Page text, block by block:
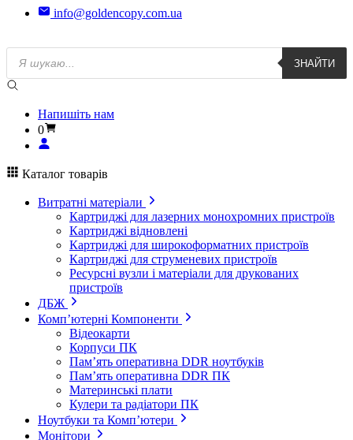
info@goldencopy.com.ua
Пошук
товарів
ЗНАЙТИ
Напишіть нам
0
Каталог товарів
Витратні матеріали
Картриджі для лазерних монохромних пристроїв
Картриджі відновлені
Картриджі для широкоформатних пристроїв
Картриджі для струменевих пристроїв
Ресурсні вузли і матеріали для друкованих
пристроїв
ДБЖ
Комп’ютерні Компоненти
Відеокарти
Корпуси ПК
Пам’ять оперативна DDR ноутбуків
Пам’ять оперативна DDR ПК
Материнські плати
Кулери та радіатори ПК
Ноутбуки та Комп’ютери
Монітори